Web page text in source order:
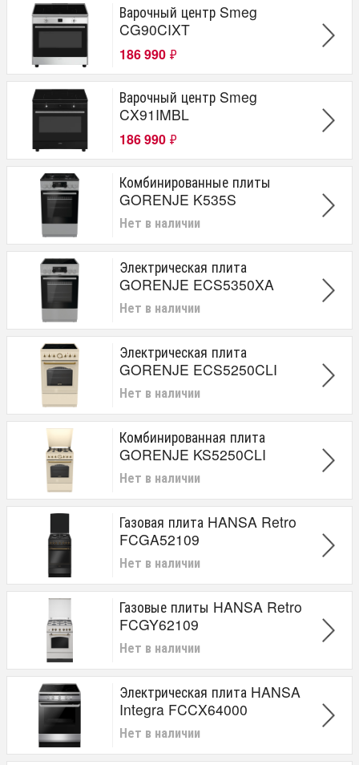
Варочный центр Smeg
CG90CIXT
186 990 ₽
Варочный центр Smeg
CX91IMBL
186 990 ₽
Комбинированные плиты
GORENJE K535S
Нет в наличии
Электрическая плита
GORENJE ECS5350XA
Нет в наличии
Электрическая плита
GORENJE ECS5250CLI
Нет в наличии
Комбинированная плита
GORENJE KS5250CLI
Нет в наличии
Газовая плита HANSA Retro
FCGA52109
Нет в наличии
Газовые плиты HANSA Retro
FCGY62109
Нет в наличии
Электрическая плита HANSA
Integra FCCX64000
Нет в наличии